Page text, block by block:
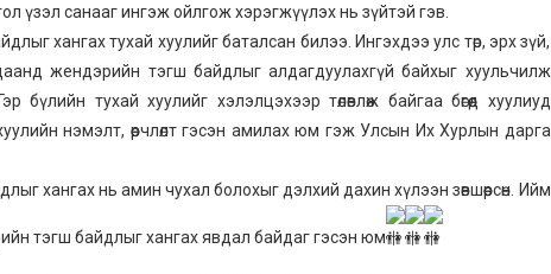
үзэл санааг ингэж ойлгож хэрэгжүүлэх нь зүйтэй гэв.
хангах тухай хуулийг баталсан билээ. Ингэхдээ улс төр, эрх зүй,
жендэрийн тэгш байдлыг алдагдуулахгүй байхыг хуульчилж
тухай хуулийг хэлэлцэхээр төлөвлөж байгаа бөгөөд хуулиуд
нэмэлт, өөрчлөлт гэсэн амилах юм гэж Улсын Их Хурлын дарга
хангах нь амин чухал болохыг дэлхий дахин хүлээн зөвшөөрсөн. Ийм
тэгш байдлыг хангах явдал байдаг гэсэн юм